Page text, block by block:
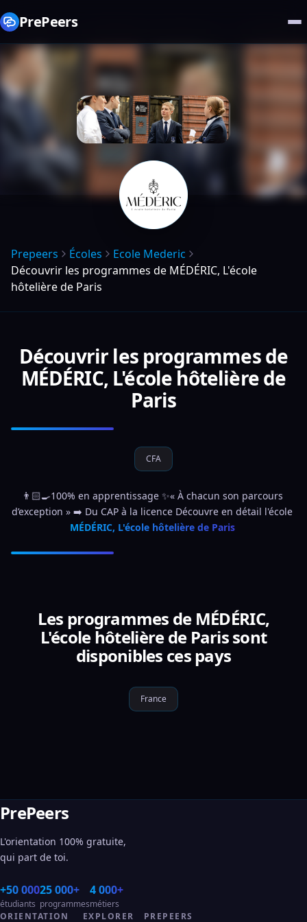
PrePeers
Prepeers Écoles
Ecole Mederic
Découvrir les programmes de MÉDÉRIC, L'école
hôtelière de Paris
Découvrir les programmes de
MÉDÉRIC, L'école hôtelière de
Paris
CFA
👨🏻‍🍳100% en apprentissage ✨« À chacun son parcours
MÉDÉRIC, L'école hôtelière de Paris
Les programmes de MÉDÉRIC,
L'école hôtelière de Paris sont
disponibles ces pays
France
PrePeers
L'orientation 100% gratuite,
qui part de toi.
+50 000
étudiants
25 000+
programmes
4 000+
métiers
ORIENTATION
EXPLORER PREPEERS